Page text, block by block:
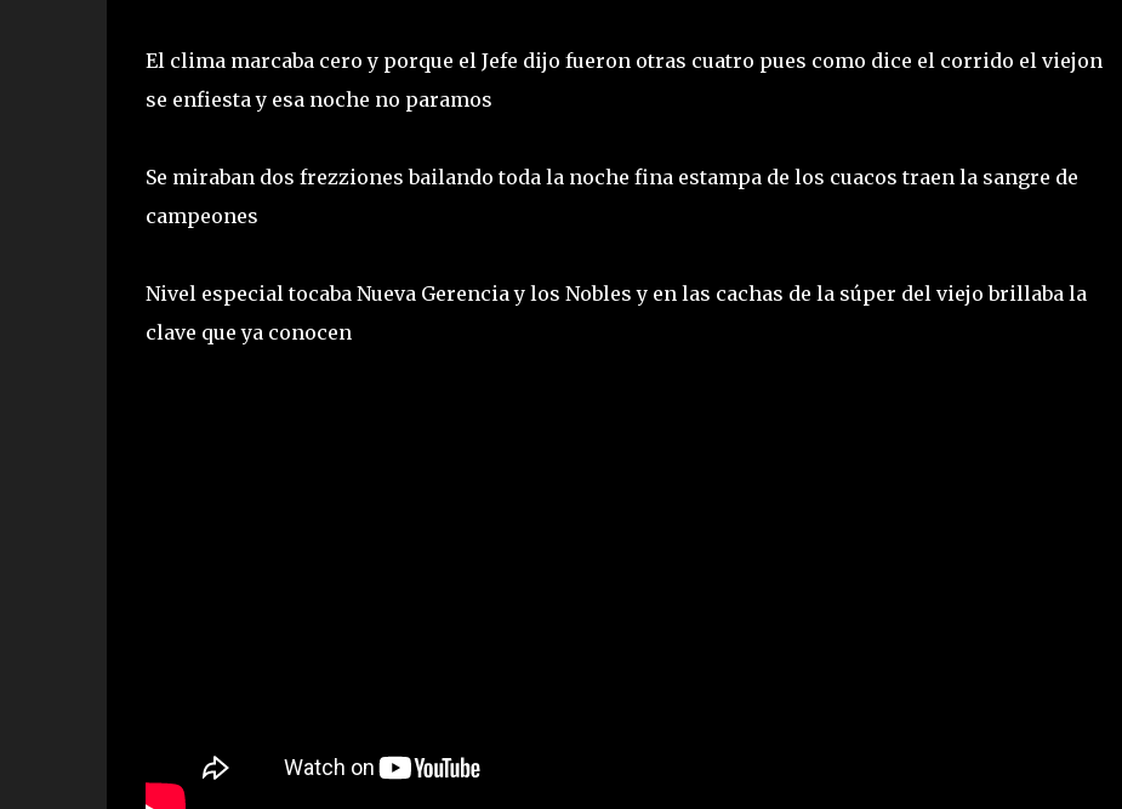
El clima marcaba cero y porque el Jefe dijo fueron otras cuatro pues como dice el corrido el viejon
se enfiesta y esa noche no paramos
Se miraban dos frezziones bailando toda la noche fina estampa de los cuacos traen la sangre de
campeones
Nivel especial tocaba Nueva Gerencia y los Nobles y en las cachas de la súper del viejo brillaba la
clave que ya conocen